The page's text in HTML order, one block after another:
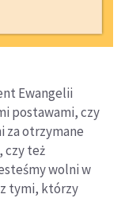
Ewangelii
postawami, czy
za otrzymane
czy też
wolni w
tymi, którzy